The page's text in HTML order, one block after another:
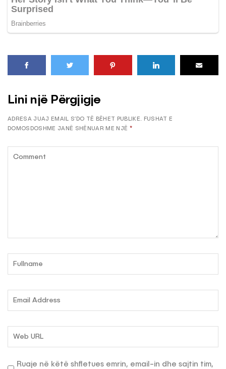
Lini një Përgjigje
ADRESA JUAJ EMAIL S’DO TË BËHET PUBLIKE. FUSHAT E
DOMOSDOSHME JANË SHËNUAR ME NJË *
Ruaje në këtë shfletues emrin, email-in dhe sajtin tim,